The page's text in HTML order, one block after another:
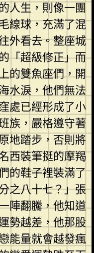
人生，則像一團
線球，充滿了混
外看去。整座城
「超級修正」而
的雙魚座們，開
水淚，他們無法
處已經形成了小
族，嚴格遵守著
地踏步，否則將
西裝筆挺的摩羯
的鞋子裡裝滿了
之八十七？」張
陣翻騰，他知道
勢越差，他那股
能量就會越發瘋